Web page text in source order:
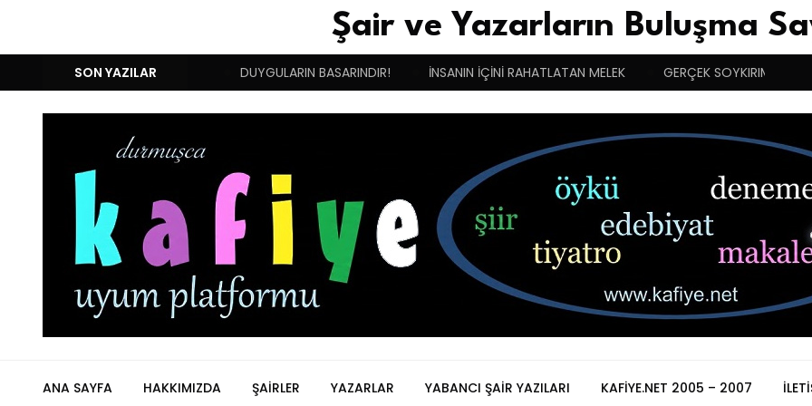
Şair ve Yazarların Buluşma
SON YAZILAR
BUGÜN İKİNCİ DOĞUM GÜNÜM! DUYGULARIN BASARINDIR! İNSANIN İÇİNİ RAHATLATAN MELEK GERÇEK SOYKIRIMCI
ANA SAYFA HAKKIMIZDA ŞAIRLER YAZARLAR YABANCI ŞAIR YAZILARI KAFIYE.NET 2005 – 2007